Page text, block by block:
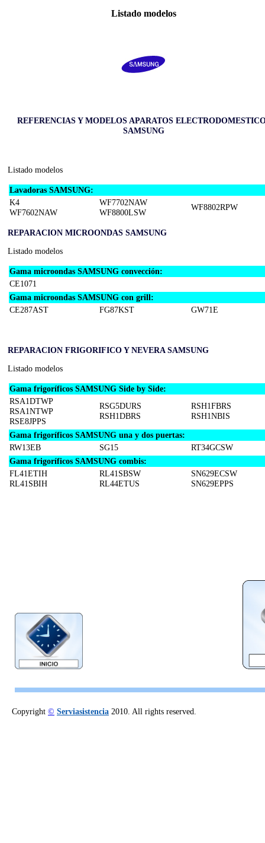
Listado modelos
REFERENCIAS Y MODELOS APARATOS
SAMSUNG
Listado modelos
Lavadoras SAMSUNG:
K4
WF7602NAW
WF7702NAW
WF8800LSW
WF8802RPW
REPARACION MICROONDAS SAMSUNG
Listado modelos
Gama microondas SAMSUNG convección:
CE1071
Gama microondas SAMSUNG con grill:
CE287AST
FG87KST GW71E
REPARACION FRIGORIFICO Y NEVERA SAMSUNG
Listado modelos
Gama frigoríficos SAMSUNG Side by Side:
RSA1DTWP
RSA1NTWP
RSE8JPPS
RSG5DURS
RSH1DBRS
RSH1FBRS
RSH1NBIS
Gama frigoríficos SAMSUNG una y dos puertas:
RW13EB
SG15
RT34GCSW
Gama frigoríficos SAMSUNG combis:
FL41ETIH
RL41SBIH
RL41SBSW
RL44ETUS
SN629ECSW
SN629EPPS
Copyright © Serviasistencia 2010. All rights reserved.